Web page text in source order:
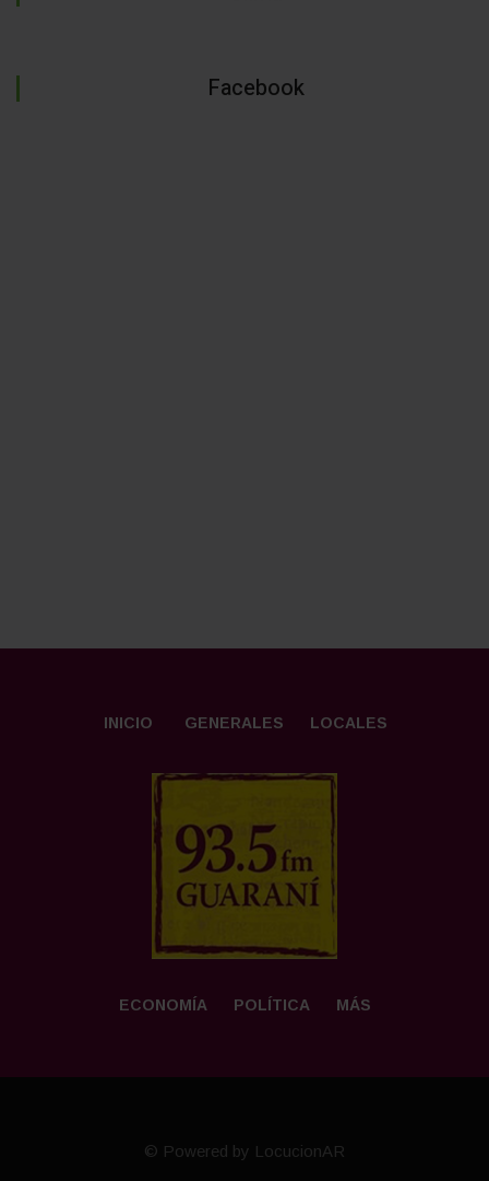
Facebook
INICIO GENERALES LOCALES
ECONOMÍA POLÍTICA MÁS
© Powered by LocucionAR